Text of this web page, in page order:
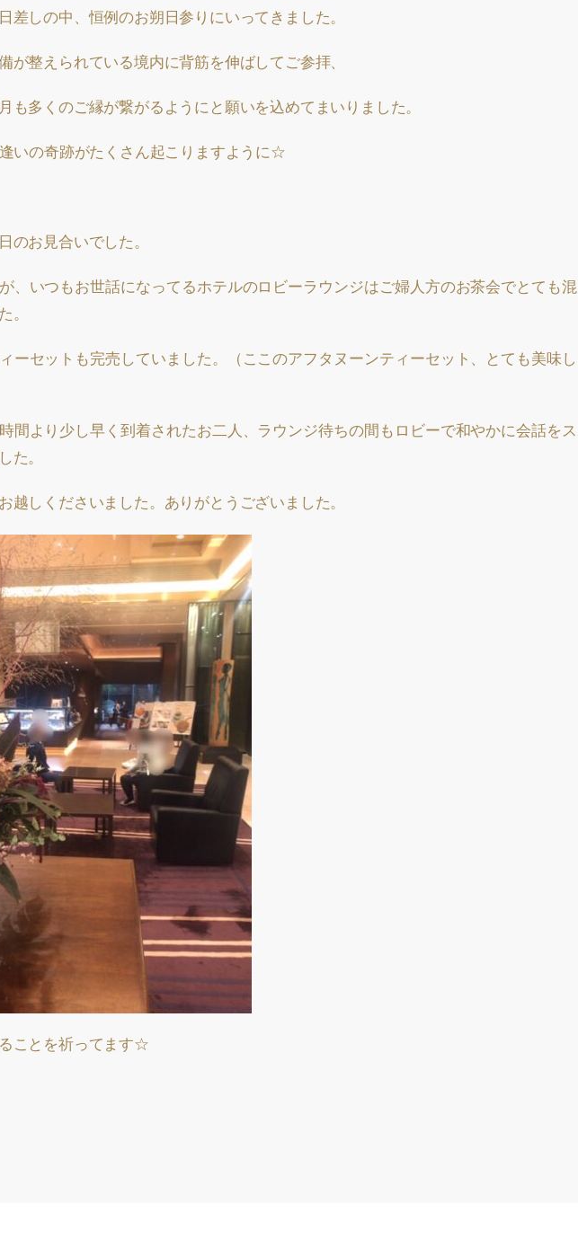
差しの中、恒例のお朔日参りにいってきました。
が整えられている境内に背筋を伸ばしてご参拝、
も多くのご縁が繋がるようにと願いを込めてまいりました。
いの奇跡がたくさん起こりますように☆
のお見合いでした。
、いつもお世話になってるホテルのロビーラウンジはご婦人方のお茶会でとても混
。
ーセットも完売していました。（ここのアフタヌーンティーセット、とても美味し
間より少し早く到着されたお二人、ラウンジ待ちの間もロビーで和やかに会話をス
た。
越しくださいました。ありがとうございました。
ことを祈ってます☆